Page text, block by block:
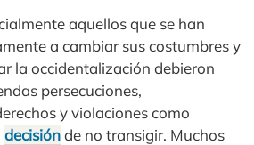
aquellos que se han
a cambiar sus costumbres y
la occidentalización debieron
persecuciones,
y violaciones como
decisiónde no transigir. Muchos